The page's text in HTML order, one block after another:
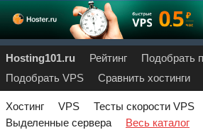
Hosting101.ru Рейтинг
Подобрать
Подобрать VPS
Сравнить хостинги
Хостинг VPS Тесты скорости VPS
Выделенные сервера
Весь каталог